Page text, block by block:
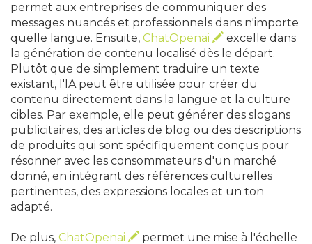
permet aux entreprises de communiquer des
messages nuancés et professionnels dans n'importe
quelle langue. Ensuite, ChatOpenai
excelle dans
la génération de contenu localisé dès le départ.
Plutôt que de simplement traduire un texte
existant, l'IA peut être utilisée pour créer du
contenu directement dans la langue et la culture
cibles. Par exemple, elle peut générer des slogans
publicitaires, des articles de blog ou des descriptions
de produits qui sont spécifiquement conçus pour
résonner avec les consommateurs d'un marché
donné, en intégrant des références culturelles
pertinentes, des expressions locales et un ton
adapté.
De plus, ChatOpenai
permet une mise à l'échelle